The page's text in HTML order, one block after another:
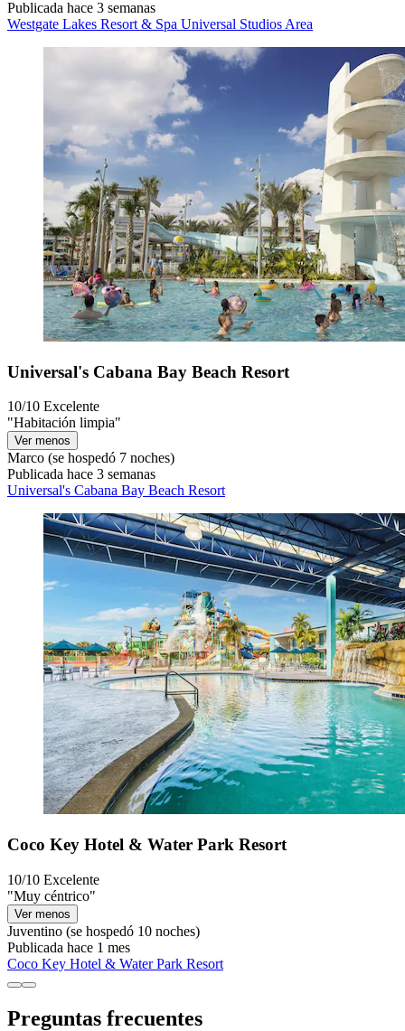
Publicada hace 3 semanas
Westgate Lakes Resort & Spa Universal Studios Area
Universal's Cabana Bay Beach Resort
10/10 Excelente
"Habitación limpia"
Ver menos
Marco (se hospedó 7 noches)
Publicada hace 3 semanas
Universal's Cabana Bay Beach Resort
Coco Key Hotel & Water Park Resort
10/10 Excelente
"Muy céntrico"
Ver menos
Juventino (se hospedó 10 noches)
Publicada hace 1 mes
Coco Key Hotel & Water Park Resort
Preguntas frecuentes